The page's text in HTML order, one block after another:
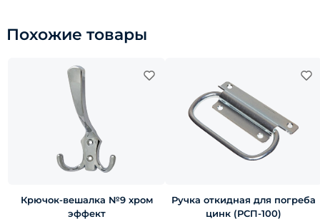
Похожие товары
Крючок-вешалка №9 хром
эффект
Ручка откидная для погреба
цинк (РСП-100)